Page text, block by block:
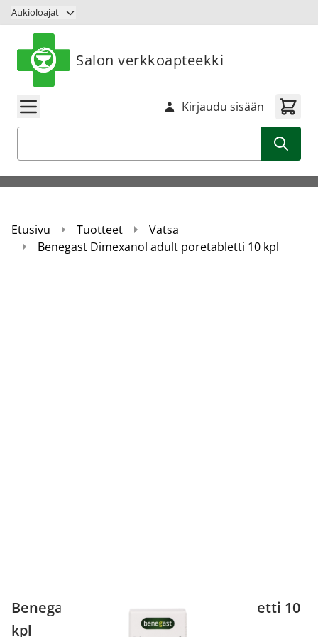
Siirry sisältöön
Aukioloajat
Salon verkkoapteekki
Kirjaudu sisään
Etusivu Tuotteet
Vatsa
Benegast Dimexanol adult poretabletti 10 kpl
Benegast Dimexanol adult poretabletti 10
kpl